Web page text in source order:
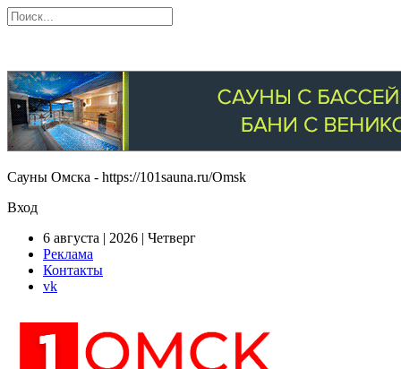
Сауны Омска - https://101sauna.ru/Omsk
Вход
6 августа | 2026 | Четверг
Реклама
Контакты
vk